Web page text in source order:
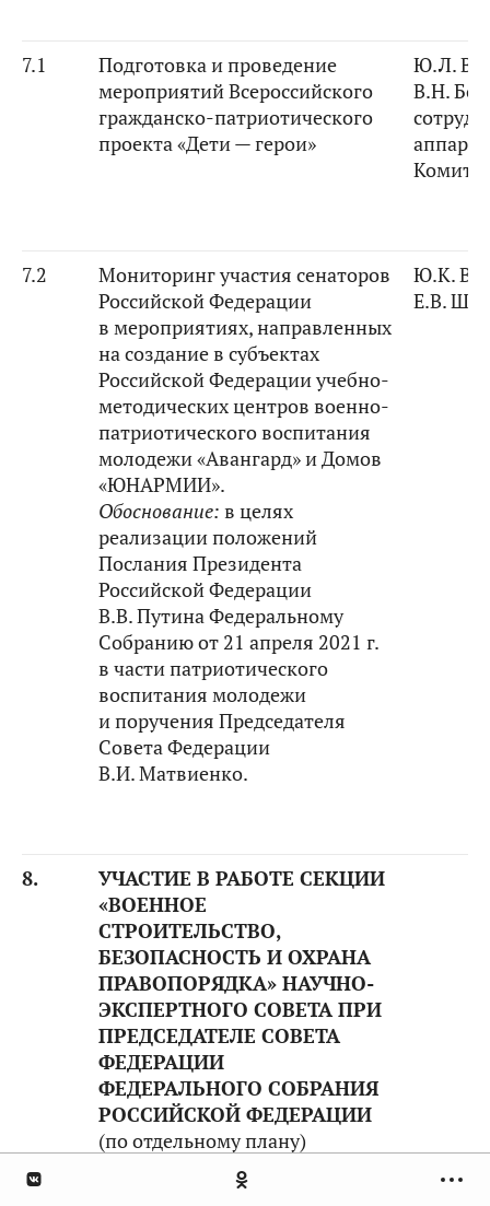
7.1
Подготовка и проведение
мероприятий Всероссийского
гражданско-патриотического
проекта «Дети — герои»
Ю.Л.
В.Н.
7.2
Мониторинг участия сенаторов
Российской Федерации
в мероприятиях, направленных
на создание в субъектах
Российской Федерации учебно-
методических центров военно-
патриотического воспитания
молодежи «Авангард» и Домов
«ЮНАРМИИ».
Обоснование: в целях
реализации положений
Послания Президента
Российской Федерации
В.В. Путина Федеральному
Собранию от 21 апреля 2021 г.
в части патриотического
воспитания молодежи
и поручения Председателя
Совета Федерации
В.И. Матвиенко.
Ю.К.
Е.В.
8.
УЧАСТИЕ В РАБОТЕ СЕКЦИИ
«ВОЕННОЕ
СТРОИТЕЛЬСТВО,
БЕЗОПАСНОСТЬ И ОХРАНА
ПРАВОПОРЯДКА» НАУЧНО-
ЭКСПЕРТНОГО СОВЕТА ПРИ
ПРЕДСЕДАТЕЛЕ СОВЕТА
ФЕДЕРАЦИИ
ФЕДЕРАЛЬНОГО СОБРАНИЯ
РОССИЙСКОЙ ФЕДЕРАЦИИ
(по отдельному плану)